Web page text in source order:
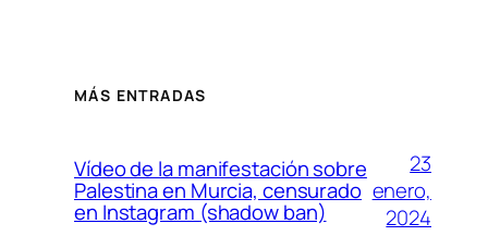
MÁS ENTRADAS
Vídeo de la manifestación sobre
Palestina en Murcia, censurado
en Instagram (shadow ban)
23
enero,
2024